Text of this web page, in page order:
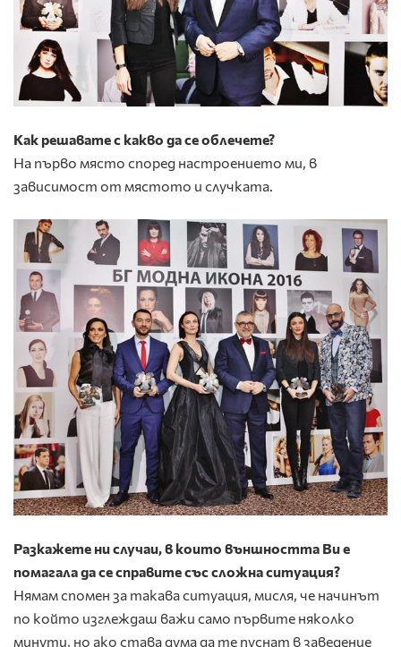
Как решавате с какво да се облечете?
На първо място според настроението ми, в
зависимост от мястото и случката.
Разкажете ни случаи, в които външността Ви е
помагала да се справите със сложна ситуация?
Нямам спомен за такава ситуация, мисля, че начинът
по който изглеждаш важи само първите няколко
минути, но ако става дума да те пуснат в заведение